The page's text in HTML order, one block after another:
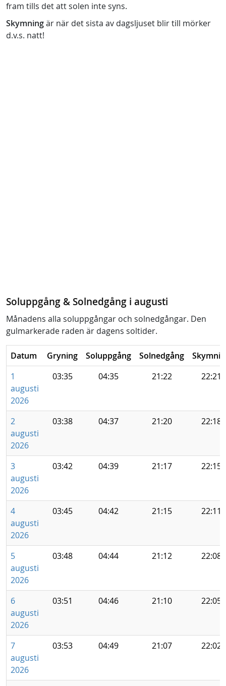
fram tills det att solen inte syns.
Skymningär när det sista av dagsljuset blir till mörker
d.v.s. natt!
Soluppgång & Solnedgång i augusti
Månadens alla soluppgångar och solnedgångar. Den
gulmarkerade raden är dagens soltider.
Datum Gryning Soluppgång Solnedgång
1
augusti
2026
03:35 04:35 21:22 22:21
2
augusti
2026
03:38 04:37 21:20 22:18
3
augusti
2026
03:42 04:39 21:17 22:15
4
augusti
2026
03:45 04:42 21:15 22:11
5
augusti
2026
03:48 04:44 21:12 22:08
6
augusti
2026
03:51 04:46 21:10 22:05
7
augusti
2026
03:53 04:49 21:07 22:02